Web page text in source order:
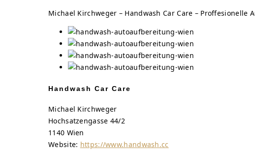
Michael Kirchweger – Handwash Car Care – Proffesionelle
Handwash Car Care
Michael Kirchweger
Hochsatzengasse 44/2
1140 Wien
Website: https://www.handwash.cc